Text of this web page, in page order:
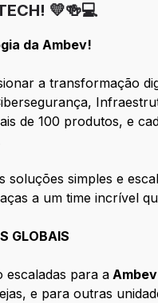
💛🍻💻
da Ambev!
a transformação
de 100 produtos, e
soluções simples e
a um time incrível
GLOBAIS
escaladas para a
e para outras